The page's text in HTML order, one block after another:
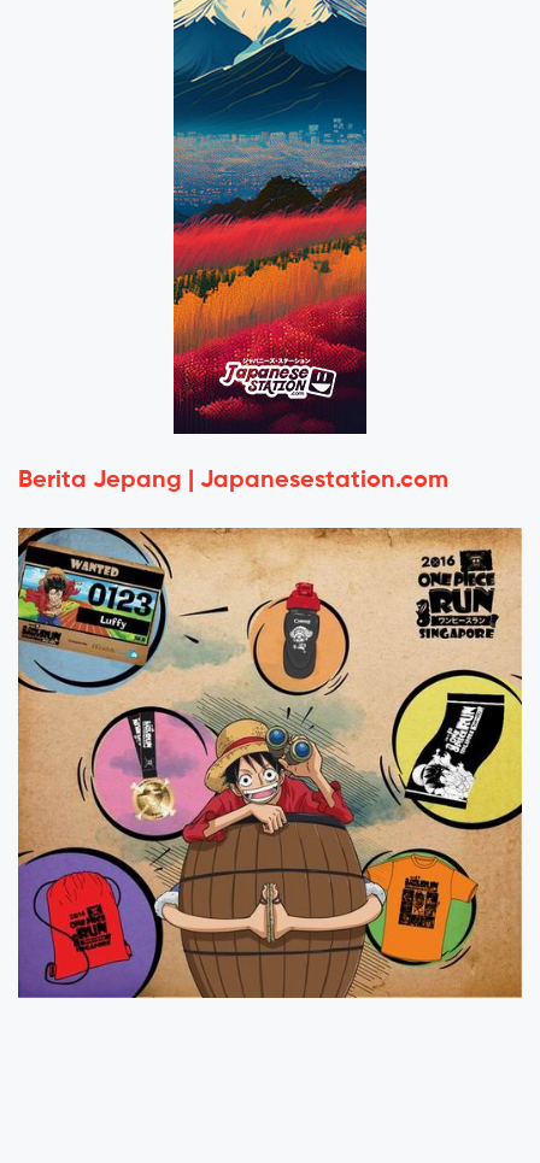
Berita Jepang | Japanesestation.com